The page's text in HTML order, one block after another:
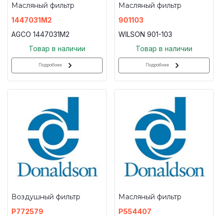
Масляный фильтр
1447031M2
AGCO 1447031M2
Товар в наличии
Подробнее
Масляный фильтр
901103
WILSON 901-103
Товар в наличии
Подробнее
Воздушный фильтр
P772579
Масляный фильтр
P554407